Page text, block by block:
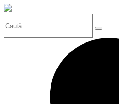
Search